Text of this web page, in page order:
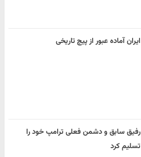
ایران آماده عبور از پیچ تاریخی
رفیق سابق و دشمن فعلی ترامپ خود را
تسلیم کرد